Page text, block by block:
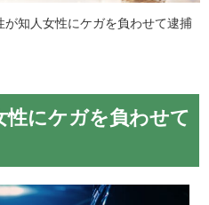
が知人女性にケガを負わせて逮捕
性にケガを負わせて